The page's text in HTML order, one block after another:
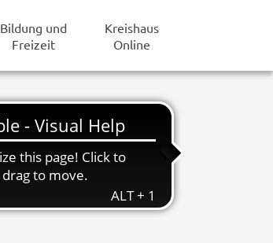
Bildung und
Freizeit
Kreishaus
Online